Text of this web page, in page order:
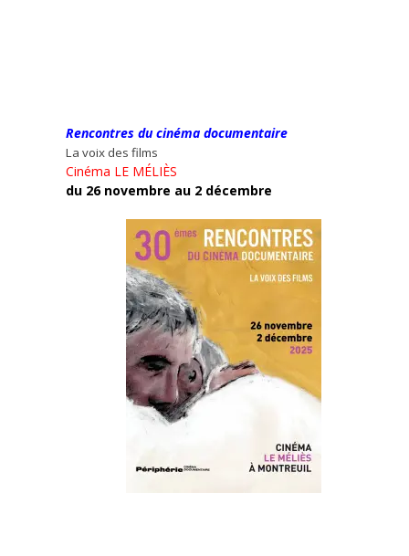
Rencontres du cinéma documentaire
La voix des films
Cinéma LE MÉLIÈS
du 26 novembre au 2 décembre